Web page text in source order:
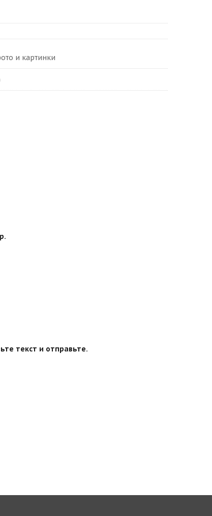
и картинки
текст и отправьте.